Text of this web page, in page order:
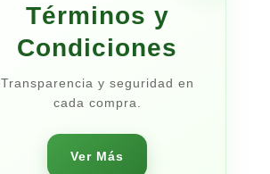
Términos y
Condiciones
Transparencia y seguridad en
cada compra.
Ver Más